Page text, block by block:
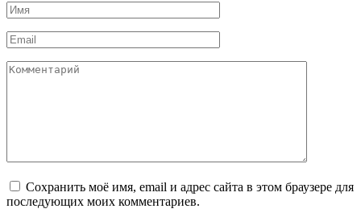
Имя
*
Email
*
Комментарий
Сохранить моё имя, email и адрес сайта в этом браузере для
последующих моих комментариев.